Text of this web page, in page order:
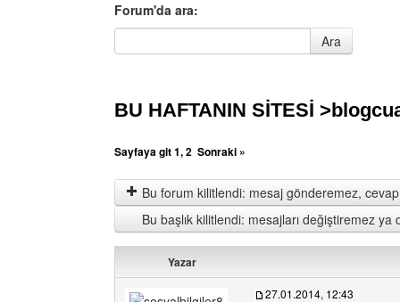
Forum'da ara:
Forum'da ara
Ara
BU HAFTANIN SİTESİ
Sayfaya git1,2 Sonraki »
Bu forum kilitlendi: mesaj gönderemez,
Bu başlık kilitlendi: mesajları değiştiremez ya
Yazar
27.01.2014, 12:43